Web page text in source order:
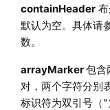
containHeader布
默认为空。具体请
数。
arrayMarker包含
对，两个字符分别
标识符为双引号（"